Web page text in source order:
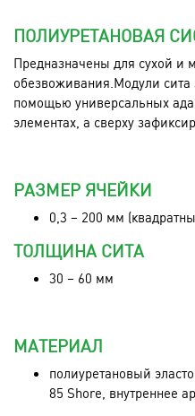
ПОЛИУРЕТАНОВАЯ
Предназначены для сухой и
обезвоживания.Модули
помощью универсальных
элементах, а сверху
РАЗМЕР ЯЧЕЙКИ
0,3 – 200 мм
ТОЛЩИНА СИТА
30 – 60 мм
МАТЕРИАЛ
полиуретановый
85 Shore, внутреннее